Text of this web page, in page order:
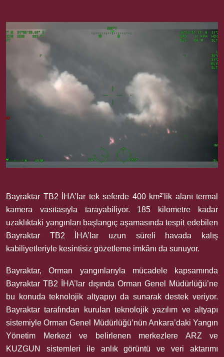
Bayraktar TB2 İHA’lar tek seferde 400 km²’lik alanı termal
kamera vasıtasıyla tarayabiliyor. 185 kilometre kadar
uzaklıktaki yangınları başlangıç aşamasında tespit edebilen
Bayraktar TB2 İHA’lar uzun süreli havada kalış
kabiliyetleriyle kesintisiz gözetleme imkânı da sunuyor.
Bayraktar, Orman yangınlarıyla mücadele kapsamında
Bayraktar TB2 İHA’lar dışında Orman Genel Müdürlüğü’ne
bu konuda teknolojik altyapıyı da sunarak destek veriyor.
Bayraktar tarafından kurulan teknolojik yazılım ve altyapı
sistemiyle Orman Genel Müdürlüğü’nün Ankara’daki Yangın
Yönetim Merkezi ve belirlenen merkezlere ARZ ve
KUZGUN sistemleri ile anlık görüntü ve veri aktarımı